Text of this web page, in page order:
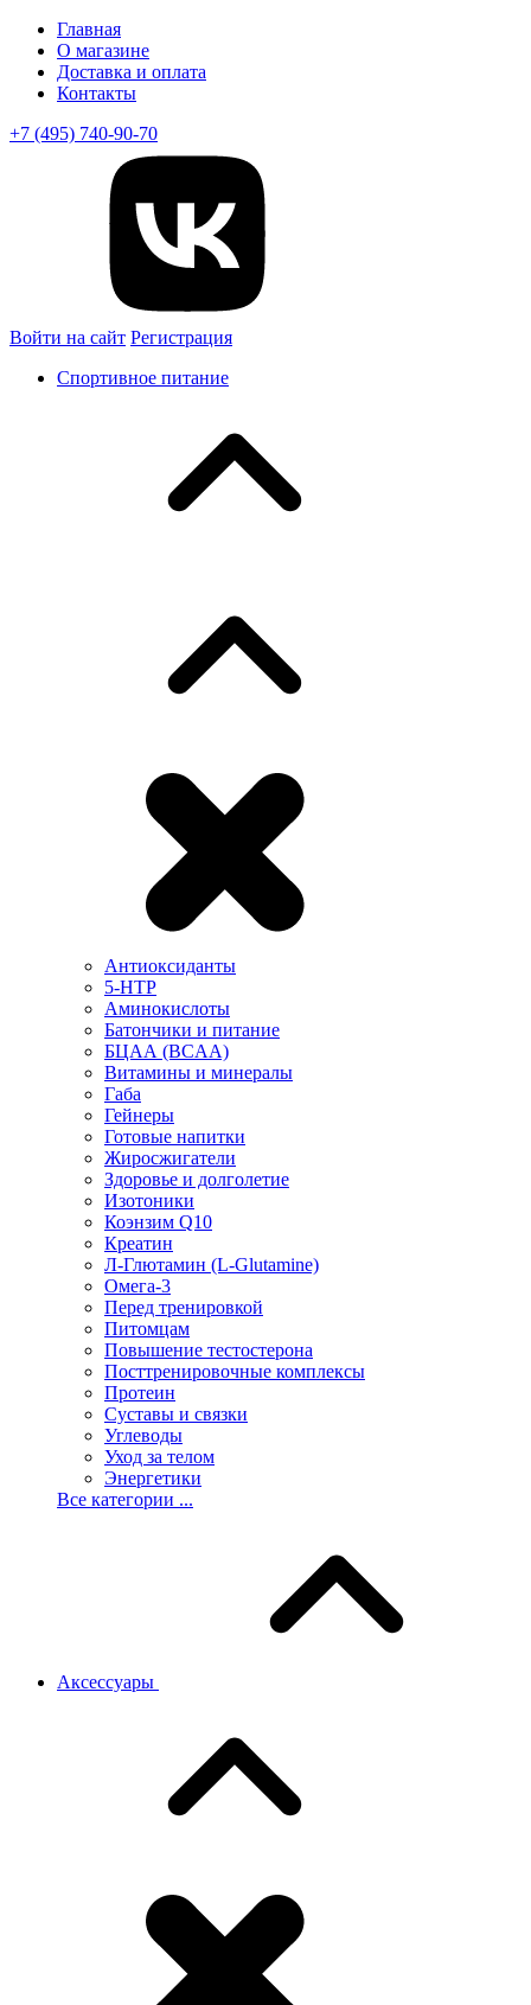
Главная
О магазине
Доставка и оплата
Контакты
+7 (495) 740-90-70
Войти на сайт Регистрация
Спортивное питание
Антиоксиданты
5-HTP
Аминокислоты
Батончики и питание
БЦАА (BCAA)
Витамины и минералы
Габа
Гейнеры
Готовые напитки
Жиросжигатели
Здоровье и долголетие
Изотоники
Коэнзим Q10
Креатин
Л-Глютамин (L-Glutamine)
Омега-3
Перед тренировкой
Питомцам
Повышение тестостерона
Посттренировочные комплексы
Протеин
Суставы и связки
Углеводы
Уход за телом
Энергетики
Все категории ...
Аксессуары